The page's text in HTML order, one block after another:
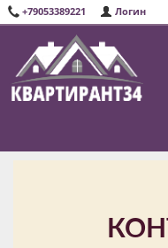
+79053389221 Логин